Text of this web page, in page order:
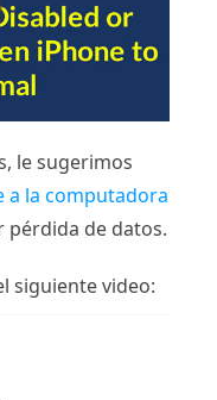
le sugerimos
a la computadora
de datos.
siguiente video: